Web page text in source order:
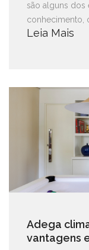
são alguns
conhecimento,
Leia Mais
Adega
vantagens